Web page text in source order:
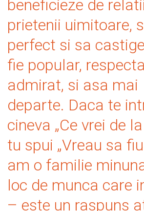
beneficieze de
prietenii uimitoare,
perfect si sa
fie popular,
admirat, si asa mai
departe. Daca te
cineva „Ce vrei de
tu spui „Vreau sa
am o familie
loc de munca care
– este un raspuns